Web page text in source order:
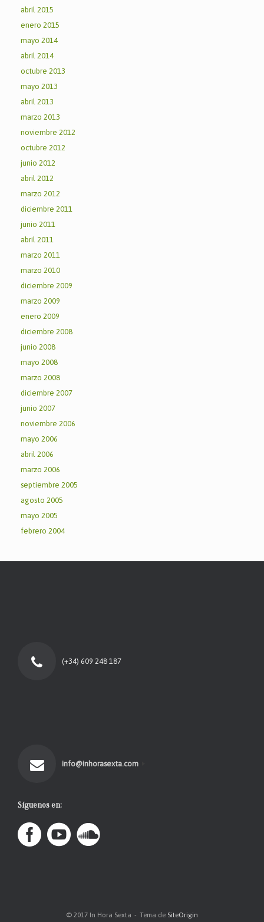
abril 2015
enero 2015
mayo 2014
abril 2014
octubre 2013
mayo 2013
abril 2013
marzo 2013
noviembre 2012
octubre 2012
junio 2012
abril 2012
marzo 2012
diciembre 2011
junio 2011
abril 2011
marzo 2011
marzo 2010
diciembre 2009
marzo 2009
enero 2009
diciembre 2008
junio 2008
mayo 2008
marzo 2008
diciembre 2007
junio 2007
noviembre 2006
mayo 2006
abril 2006
marzo 2006
septiembre 2005
agosto 2005
mayo 2005
febrero 2004
(+34) 609 248 187
info@inhorasexta.com
Síguenos en:
© 2017 In Hora Sexta Tema de SiteOrigin